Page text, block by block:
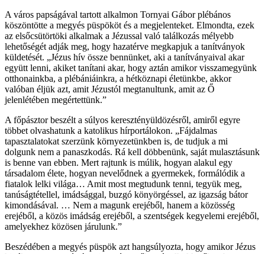
A város papságával tartott alkalmon Tornyai Gábor plébános
köszöntötte a megyés püspököt és a megjelenteket. Elmondta, ezek
az elsőcsütörtöki alkalmak a Jézussal való találkozás mélyebb
lehetőségét adják meg, hogy hazatérve megkapjuk a tanítványok
küldetését. „Jézus hív össze bennünket, aki a tanítványaival akar
együtt lenni, akiket tanítani akar, hogy aztán amikor visszamegyünk
otthonainkba, a plébániáinkra, a hétköznapi életünkbe, akkor
valóban éljük azt, amit Jézustól megtanultunk, amit az Ő
jelenlétében megértettünk.”
A főpásztor beszélt a súlyos keresztényüldözésről, amiről egyre
többet olvashatunk a katolikus hírportálokon. „Fájdalmas
tapasztalatokat szerzünk környezetünkben is, de tudjuk a mi
dolgunk nem a panaszkodás. Rá kell döbbenünk, saját mulasztásunk
is benne van ebben. Mert rajtunk is múlik, hogyan alakul egy
társadalom élete, hogyan nevelődnek a gyermekek, formálódik a
fiatalok lelki világa… Amit most megtudunk tenni, tegyük meg,
tanúságtétellel, imádsággal, buzgó könyörgéssel, az igazság bátor
kimondásával. … Nem a magunk erejéből, hanem a közösség
erejéből, a közös imádság erejéből, a szentségek kegyelemi erejéből,
amelyekhez közösen járulunk.”
Beszédében a megyés püspök azt hangsúlyozta, hogy amikor Jézus